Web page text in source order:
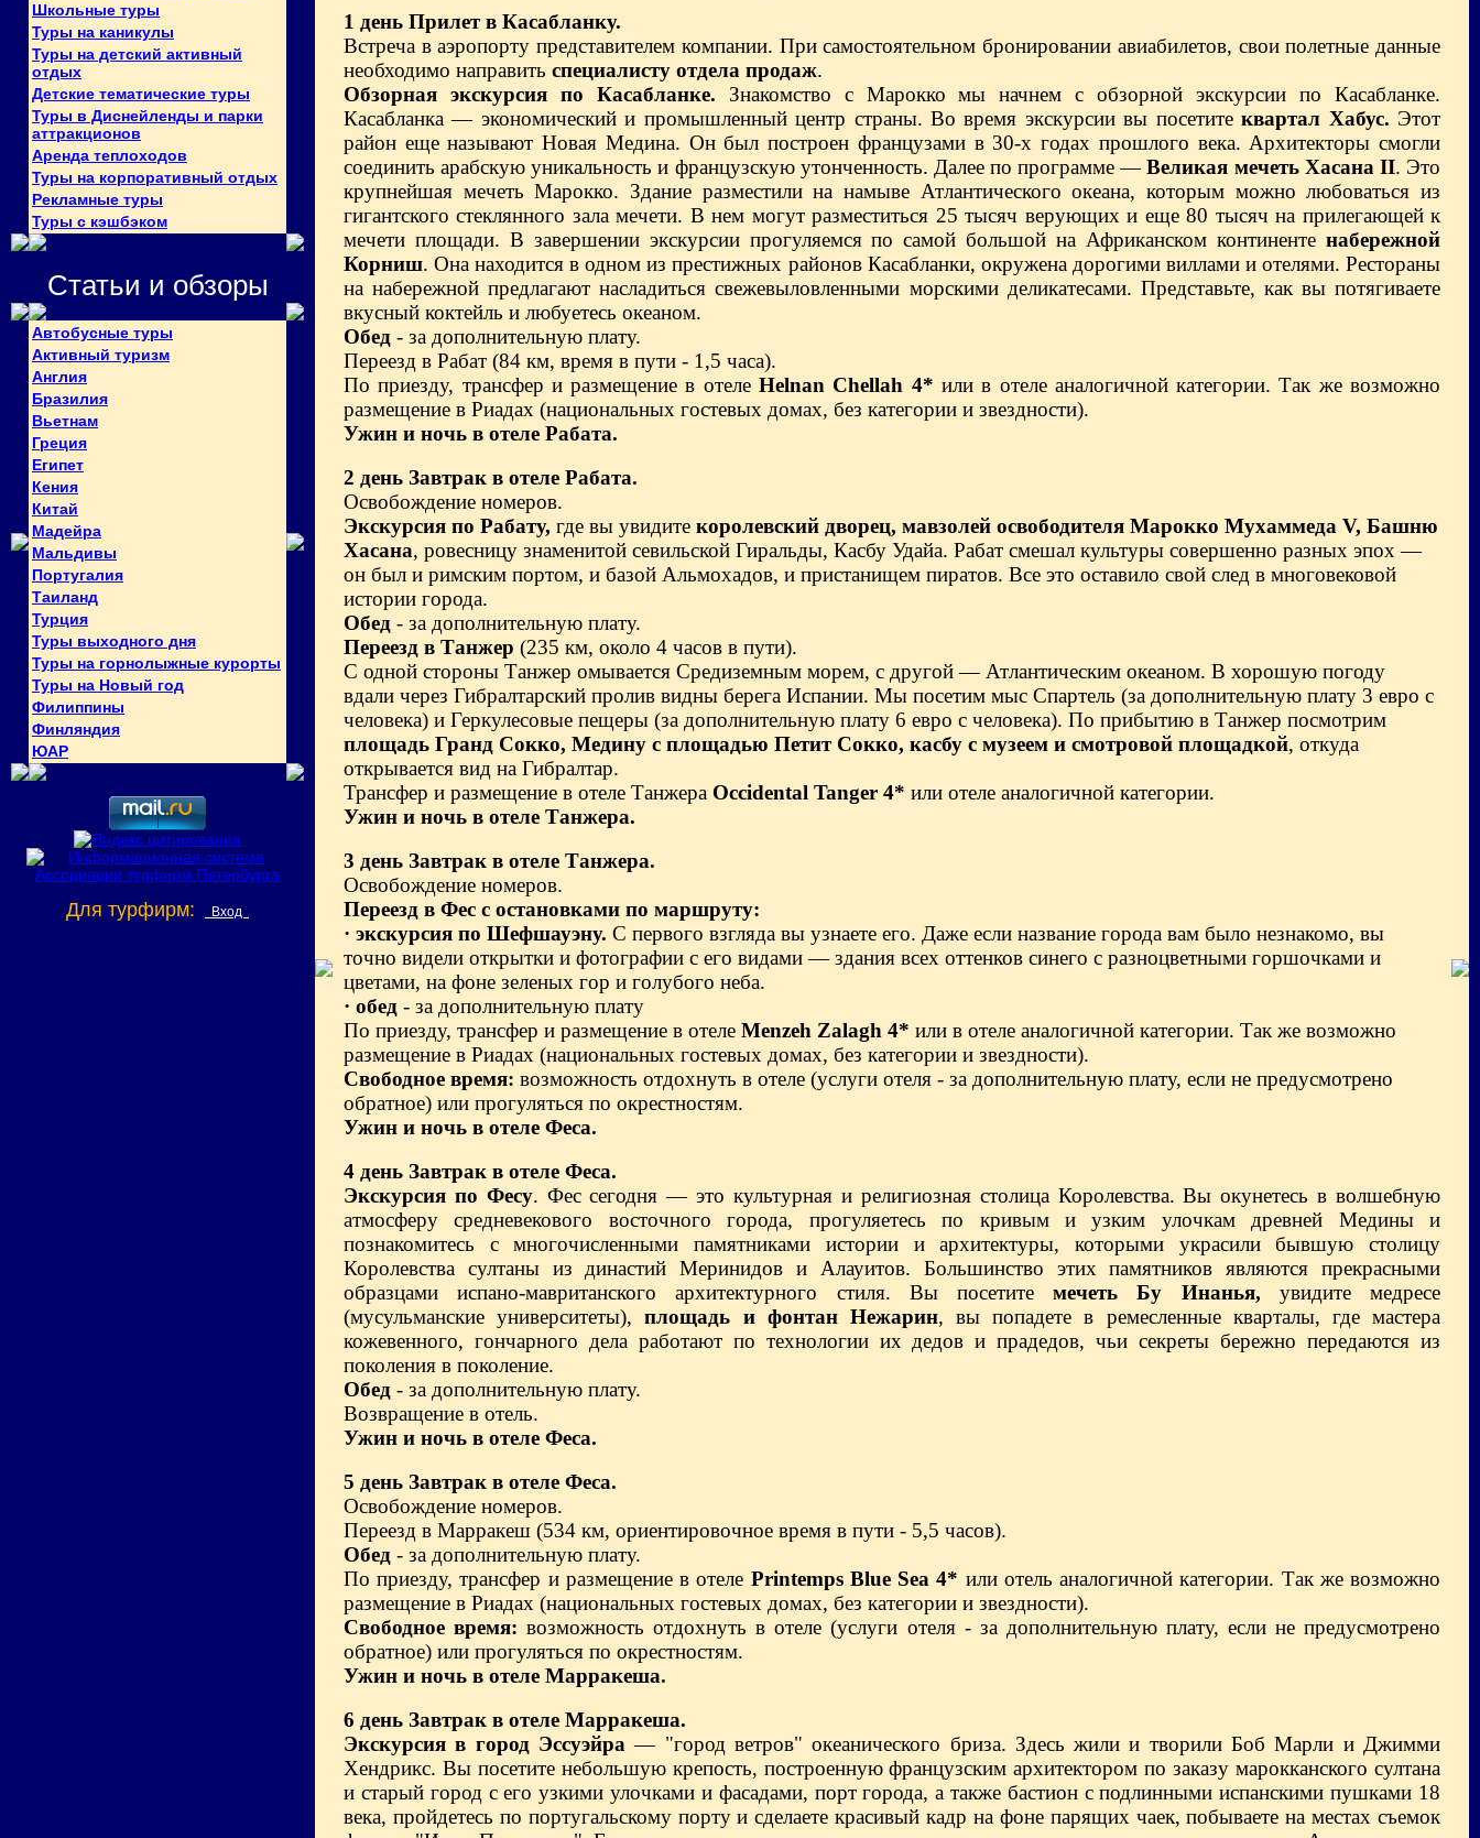
Школьные туры
Туры на каникулы
Туры на детский активный
отдых
Детские тематические туры
Туры в Диснейленды и парки
аттракционов
Аренда теплоходов
Туры на корпоративный отдых
Рекламные туры
Туры с кэшбэком
Статьи и обзоры
Автобусные туры
Активный туризм
Англия
Бразилия
Вьетнам
Греция
Египет
Кения
Китай
Мадейра
Мальдивы
Португалия
Таиланд
Турция
Туры выходного дня
Туры на горнолыжные курорты
Туры на Новый год
Филиппины
Финляндия
ЮАР
Для турфирм: Вход
1 день Прилет в Касабланку.
Встреча в аэропорту представителем компании. При самостоятельном бронировании авиабилетов, свои полетные данные
необходимо направить специалисту отдела продаж.
Обзорная экскурсия по Касабланке. Знакомство с Марокко мы начнем с обзорной экскурсии по Касабланке.
Касабланка — экономический и промышленный центр страны. Во время экскурсии вы посетитеквартал Хабус. Этот
район еще называют Новая Медина. Он был построен французами в 30-х годах прошлого века. Архитекторы смогли
соединить арабскую уникальность и французскую утонченность. Далее по программе —Великая мечеть Хасана II. Это
крупнейшая мечеть Марокко. Здание разместили на намыве Атлантического океана, которым можно любоваться из
гигантского стеклянного зала мечети. В нем могут разместиться 25 тысяч верующих и еще 80 тысяч на прилегающей к
мечети площади. В завершении экскурсии прогуляемся по самой большой на Африканском континенте набережной
Корниш. Она находится в одном из престижных районов Касабланки, окружена дорогими виллами и отелями. Рестораны
на набережной предлагают насладиться свежевыловленными морскими деликатесами. Представьте, как вы потягиваете
вкусный коктейль и любуетесь океаном.
Обед - за дополнительную плату.
Переезд в Рабат (84 км, время в пути - 1,5 часа).
По приезду, трансфер и размещение в отелеHelnan Chellah 4* или в отеле аналогичной категории. Так же возможно
размещение в Риадах (национальных гостевых домах, без категории и звездности).
Ужин и ночь в отеле Рабата.
2 день Завтрак в отеле Рабата.
Освобождение номеров.
Экскурсия по Рабату, где вы увидите королевский дворец, мавзолей освободителя Марокко Мухаммеда V, Башню
Хасана, ровесницу знаменитой севильской Гиральды, Касбу Удайа. Рабат смешал культуры совершенно разных эпох —
он был и римским портом, и базой Альмохадов, и пристанищем пиратов. Все это оставило свой след в многовековой
истории города.
Обед - за дополнительную плату.
Переезд в Танжер (235 км, около 4 часов в пути).
С одной стороны Танжер омывается Средиземным морем, с другой — Атлантическим океаном. В хорошую погоду
вдали через Гибралтарский пролив видны берега Испании. Мы посетим мыс Спартель (за дополнительную плату 3 евро с
человека) и Геркулесовые пещеры (за дополнительную плату 6 евро с человека). По прибытию в Танжер посмотрим
площадь Гранд Сокко, Медину с площадью Петит Сокко, касбу с музеем и смотровой площадкой, откуда
открывается вид на Гибралтар.
Трансфер и размещение в отеле Танжера Occidental Tanger 4* или отеле аналогичной категории.
Ужин и ночь в отеле Танжера.
3 день Завтрак в отеле Танжера.
Освобождение номеров.
Переезд в Фес с остановками по маршруту:
· экскурсия по Шефшауэну. С первого взгляда вы узнаете его. Даже если название города вам было незнакомо, вы
точно видели открытки и фотографии с его видами — здания всех оттенков синего с разноцветными горшочками и
цветами, на фоне зеленых гор и голубого неба.
· обед - за дополнительную плату
По приезду, трансфер и размещение в отеле Menzeh Zalagh 4* или в отеле аналогичной категории. Так же возможно
размещение в Риадах (национальных гостевых домах, без категории и звездности).
Свободное время: возможность отдохнуть в отеле (услуги отеля - за дополнительную плату, если не предусмотрено
обратное) или прогуляться по окрестностям.
Ужин и ночь в отеле Феса.
4 день Завтрак в отеле Феса.
Экскурсия по Фесу. Фес сегодня — это культурная и религиозная столица Королевства. Вы окунетесь в волшебную
атмосферу средневекового восточного города, прогуляетесь по кривым и узким улочкам древней Медины и
познакомитесь с многочисленными памятниками истории и архитектуры, которыми украсили бывшую столицу
Королевства султаны из династий Меринидов и Алауитов. Большинство этих памятников являются прекрасными
образцами испано-мавританского архитектурного стиля. Вы посетитемечеть Бу Инанья, увидите медресе
(мусульманские университеты),площадь и фонтан Нежарин, вы попадете в ремесленные кварталы, где мастера
кожевенного, гончарного дела работают по технологии их дедов и прадедов, чьи секреты бережно передаются из
поколения в поколение.
Обед - за дополнительную плату.
Возвращение в отель.
Ужин и ночь в отеле Феса.
5 день Завтрак в отеле Феса.
Освобождение номеров.
Переезд в Марракеш (534 км, ориентировочное время в пути - 5,5 часов).
Обед - за дополнительную плату.
По приезду, трансфер и размещение в отеле Printemps Blue Sea 4* или отель аналогичной категории. Так же возможно
размещение в Риадах (национальных гостевых домах, без категории и звездности).
Свободное время:возможность отдохнуть в отеле (услуги отеля - за дополнительную плату, если не предусмотрено
обратное) или прогуляться по окрестностям.
Ужин и ночь в отеле Марракеша.
6 день Завтрак в отеле Марракеша.
Экскурсия в город Эссуэйра — "город ветров" океанического бриза. Здесь жили и творили Боб Марли и Джимми
Хендрикс. Вы посетите небольшую крепость, построенную французским архитектором по заказу марокканского султана
и старый город с его узкими улочками и фасадами, порт города, а также бастион с подлинными испанскими пушками 18
века, пройдетесь по португальскому порту и сделаете красивый кадр на фоне парящих чаек, побываете на местах съемок